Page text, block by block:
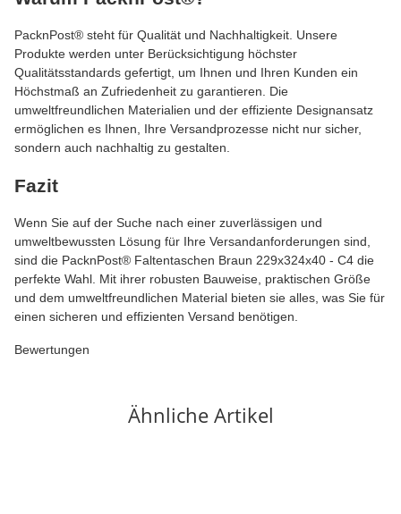
PacknPost® steht für Qualität und Nachhaltigkeit. Unsere
Produkte werden unter Berücksichtigung höchster
Qualitätsstandards gefertigt, um Ihnen und Ihren Kunden ein
Höchstmaß an Zufriedenheit zu garantieren. Die
umweltfreundlichen Materialien und der effiziente Designansatz
ermöglichen es Ihnen, Ihre Versandprozesse nicht nur sicher,
sondern auch nachhaltig zu gestalten.
Fazit
Wenn Sie auf der Suche nach einer zuverlässigen und
umweltbewussten Lösung für Ihre Versandanforderungen sind,
sind die PacknPost® Faltentaschen Braun 229x324x40 - C4 die
perfekte Wahl. Mit ihrer robusten Bauweise, praktischen Größe
und dem umweltfreundlichen Material bieten sie alles, was Sie für
einen sicheren und effizienten Versand benötigen.
Bewertungen
Ähnliche Artikel